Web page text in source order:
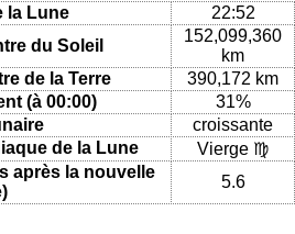
la Lune
22:52
du Soleil
152,099,360
km
de la Terre
390,172 km
(à 00:00)
31%
croissante
de la Lune
Vierge ♍
après la nouvelle
5.6